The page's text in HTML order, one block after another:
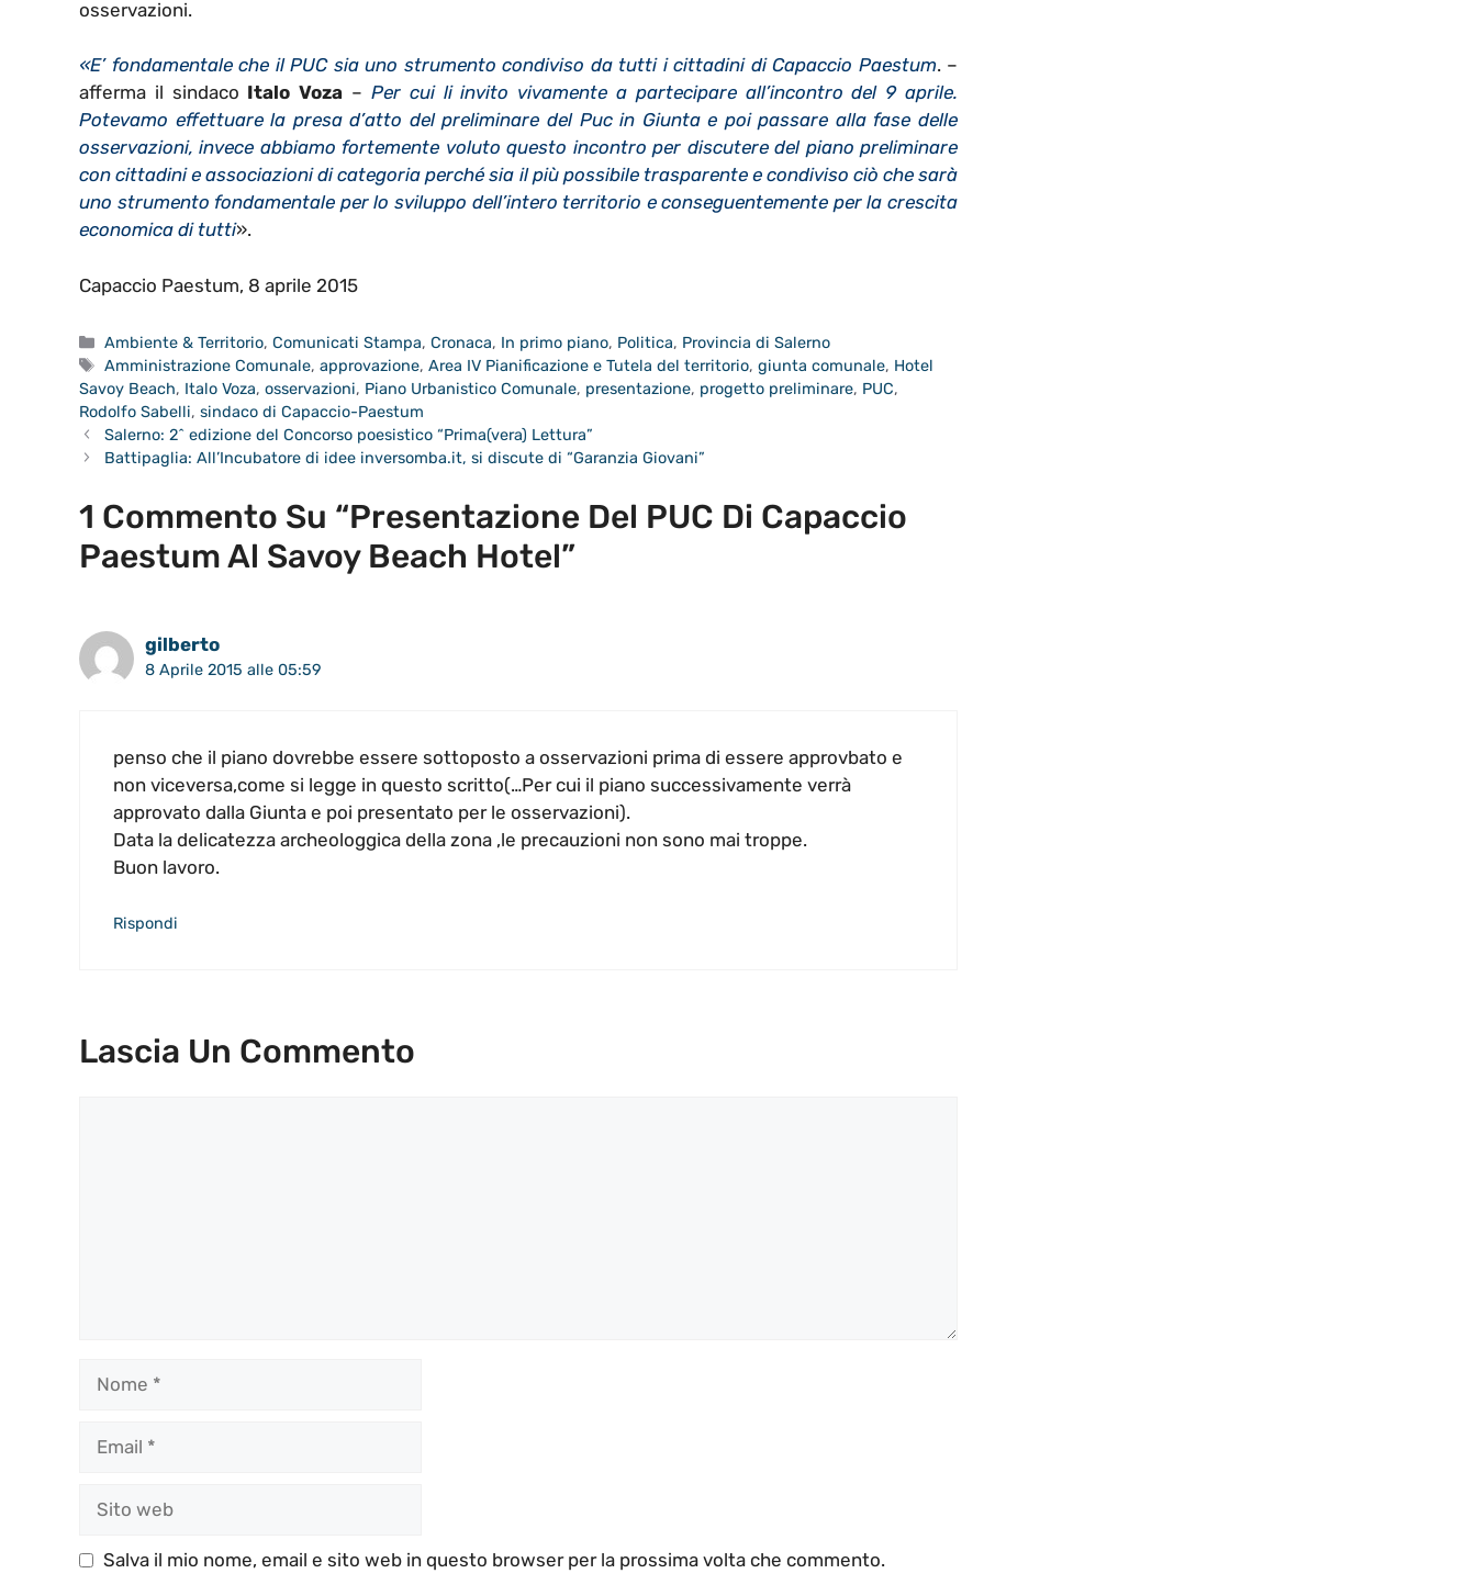
osservazioni.
«E’ fondamentale che il PUC sia uno strumento condiviso da tutti i cittadini di Capaccio Paestum. –
afferma il sindaco Italo Voza – Per cui li invito vivamente a partecipare all’incontro del 9 aprile.
Potevamo effettuare la presa d’atto del preliminare del Puc in Giunta e poi passare alla fase delle
osservazioni, invece abbiamo fortemente voluto questo incontro per discutere del piano preliminare
con cittadini e associazioni di categoria perché sia il più possibile trasparente e condiviso ciò che sarà
uno strumento fondamentale per lo sviluppo dell’intero territorio e conseguentemente per la crescita
economica di tutti».
Capaccio Paestum, 8 aprile 2015
Categorie
Ambiente & Territorio,Comunicati Stampa,Cronaca, In primo piano, Politica, Provincia di Salerno
Tag
Amministrazione Comunale,approvazione,Area IV Pianificazione e Tutela del territorio,giunta comunale, Hotel
Savoy Beach, Italo Voza, osservazioni, Piano Urbanistico Comunale, presentazione, progetto preliminare, PUC,
Rodolfo Sabelli, sindaco di Capaccio-Paestum
Salerno: 2^ edizione del Concorso poesistico “Prima(vera) Lettura”
Battipaglia: All’Incubatore di idee inversomba.it, si discute di “Garanzia Giovani”
1 Commento Su “Presentazione Del PUC Di Capaccio
Paestum Al Savoy Beach Hotel”
gilberto
8 Aprile 2015 alle 05:59
penso che il piano dovrebbe essere sottoposto a osservazioni prima di essere approvbato e
non viceversa,come si legge in questo scritto(…Per cui il piano successivamente verrà
approvato dalla Giunta e poi presentato per le osservazioni).
Data la delicatezza archeologgica della zona ,le precauzioni non sono mai troppe.
Buon lavoro.
Rispondi
Lascia Un Commento
web
Salva il mio nome, email e sito web in questo browser per la prossima volta che commento.